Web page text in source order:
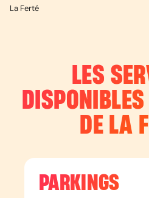
La Ferté
LES
DISPONIBLES
DE LA
PARKINGS